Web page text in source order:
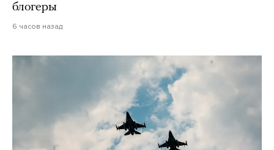
блогеры
6 часов назад